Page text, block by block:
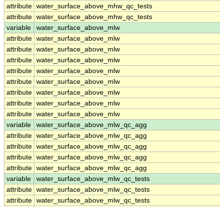
attribute water_surface_above_mhw_qc_tests
attribute water_surface_above_mhw_qc_tests
variable
water_surface_above_mlw
attribute water_surface_above_mlw
attribute water_surface_above_mlw
attribute water_surface_above_mlw
attribute water_surface_above_mlw
attribute water_surface_above_mlw
attribute water_surface_above_mlw
attribute water_surface_above_mlw
attribute water_surface_above_mlw
variable
water_surface_above_mlw_qc_agg
attribute water_surface_above_mlw_qc_agg
attribute water_surface_above_mlw_qc_agg
attribute water_surface_above_mlw_qc_agg
attribute water_surface_above_mlw_qc_agg
variable
water_surface_above_mlw_qc_tests
attribute water_surface_above_mlw_qc_tests
attribute water_surface_above_mlw_qc_tests